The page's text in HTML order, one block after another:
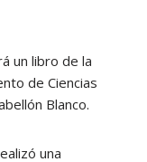
un libro de la
de Ciencias
Blanco.
una